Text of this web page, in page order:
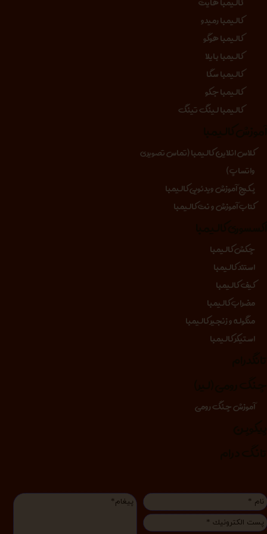
کالیمبا رمیدو
کالیمبا هوگو
کالیمبا بایلا
کالیمبا سگا
کالیمبا جکو
کالیمبا لینگ تینگ
کلاس انلاین کالیمبا (تماس تصویری
واتساپ)
پکیج آموزش ویدئویی کالیمبا
کتاب آموزش و نت کالیمبا
چکش کالیمبا
استند کالیمبا
کیف کالیمبا
مضراب کالیمبا
منگوله و زنجیر کالیمبا
استیکر کالیمبا
آموزش چنگ رومی